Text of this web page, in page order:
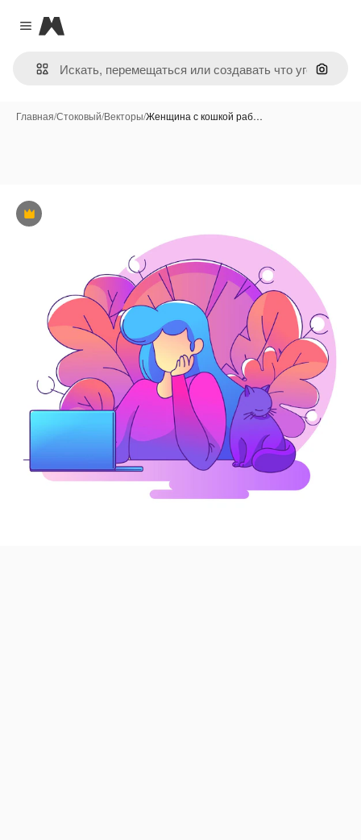
Close menu
Magnific
Поиск
Главная/Стоковый/Векторы/Женщина с кошкой раб…
Премиум